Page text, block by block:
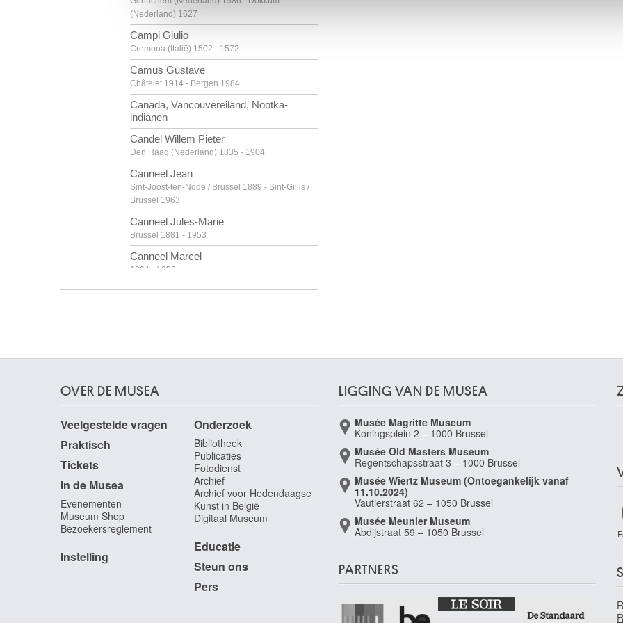
(Nederland) 1627
Campi Giulio
Cremona (Italië) 1502 - 1572
Camus Gustave
Châtelet 1914 - Bergen 1984
Canada, Vancouvereiland, Nootka-
indianen
Candel Willem Pieter
Den Haag (Nederland) 1835 - 1904
Canneel Jean
Sint-Joost-ten-Node / Brussel 1889 - Sint-Gillis /
Brussel 1963
Canneel Jules-Marie
Brussel 1881 - 1953
Canneel Marcel
1894 - 1953
Canneel Théodore-Joseph
Cantagallina Remigio
(Italië) 1636
Cantré Jozef
Gent 1890 - 1957
Capogrossi Giuseppe
Rome (Italië) 1900 - 1972
Le Mans, Sarthe (Frankrijk) 1918
Brussel 1925 - 1993
Cárdenas Agustín
OVER DE MUSEA
Veelgestelde vragen
Praktisch
Tickets
In de Musea
Evenementen
Museum Shop
Bezoekersreglement
Instelling
Onderzoek
Bibliotheek
Publicaties
Fotodienst
Archief
Archief voor Hedendaagse
Kunst in België
Digitaal Museum
Educatie
Steun ons
Pers
LIGGING VAN DE MUSEA
Musée Magritte Museum
Koningsplein 2 – 1000 Brussel
Musée Old Masters Museum
Regentschapsstraat 3 – 1000 Brussel
Musée Wiertz Museum (Ontoegankelijk vanaf
11.10.2024)
Vautierstraat 62 – 1050 Brussel
Musée Meunier Museum
Abdijstraat 59 – 1050 Brussel
PARTNERS